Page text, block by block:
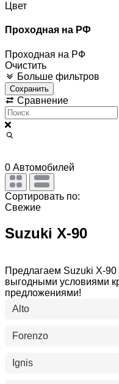
Цвет
Проходная на РФ
Проходная на РФ
Очистить
Больше фильтров
Сохранить
Сравнение
0 Автомобилей
Сортировать по:
Свежие
Suzuki X-90
Предлагаем Suzuki X-90
выгодными условиями
предложениями!
Alto
Forenzo
Ignis